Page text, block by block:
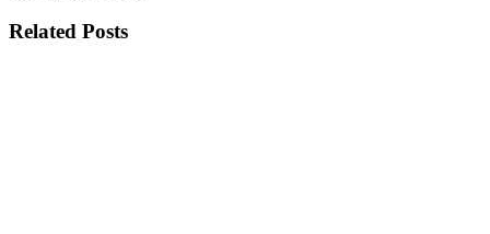
Related Posts